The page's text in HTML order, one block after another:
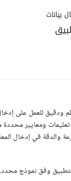
بيانات
للعمل على
ومعايير
والدقة في إدخال
وفق نموذج محدد.